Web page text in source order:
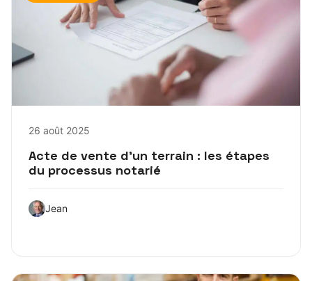
26 août 2025
Acte de vente d’un terrain : les étapes
du processus notarié
Jean